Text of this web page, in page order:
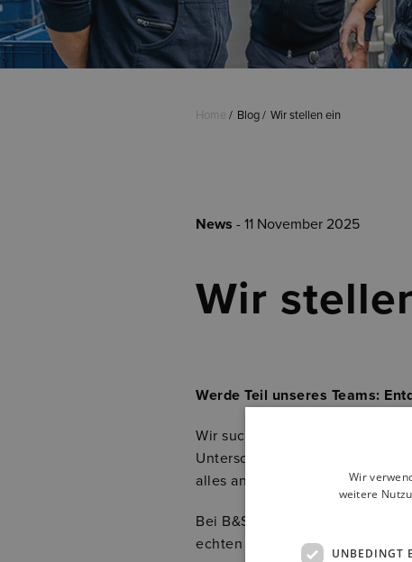
Home Blog Wir stellen ein
News - 11 November 2025
Wir
Werde Teil unseres Teams:
Wir suchen leidenschaftliche,
Unterschied zu machen. Wenn
alles antreibt, bist du bei uns
Bei B&S entdeckst du eine
echten Chancen für deine
Wir
weitere
UNBEDINGT